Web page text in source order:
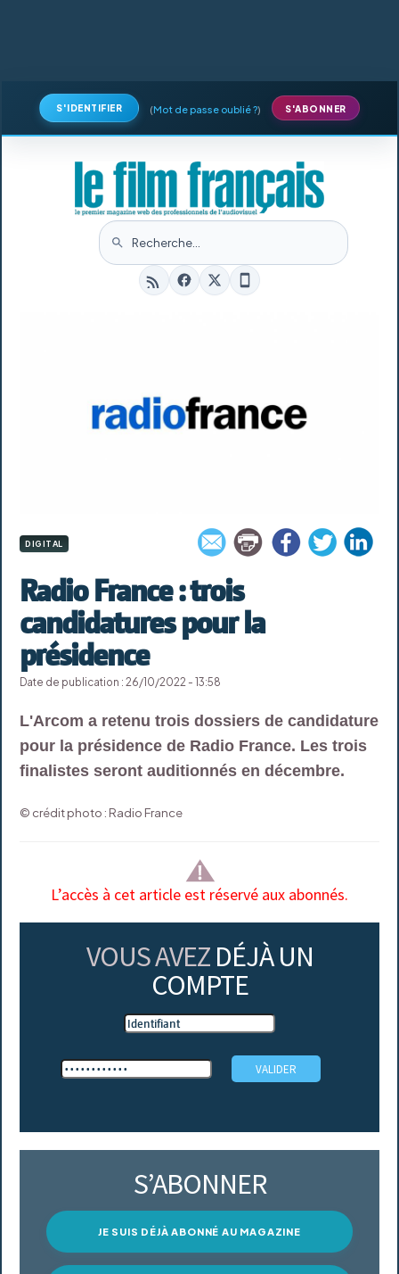
S'IDENTIFIER (Mot de passe oublié ?) S'ABONNER
DIGITAL
Radio France : trois
candidatures pour la
présidence
Date de publication : 26/10/2022 - 13:58
L'Arcom a retenu trois dossiers de candidature
pour la présidence de Radio France. Les trois
finalistes seront auditionnés en décembre.
© crédit photo : Radio France
L’accès à cet article est réservé aux abonnés.
VOUS AVEZ DÉJÀ UN
COMPTE
S’ABONNER
JE SUIS DÉJÀ ABONNÉ AU MAGAZINE